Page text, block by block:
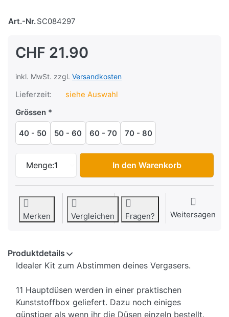
Art.-Nr.SC084297
CHF 21.90
inkl. MwSt. zzgl. Versandkosten
Lieferzeit:
siehe Auswahl
Grössen
40 - 50 50 - 60 60 - 70 70 - 80
Menge:1
Düsensets Bing 3.5mm (11 Düsen) zu
In den Warenkorb
Merken Vergleichen Fragen? Weitersagen
Produktdetails
Idealer Kit zum Abstimmen deines Vergasers.
11 Hauptdüsen werden in einer praktischen
Kunststoffbox geliefert. Dazu noch einiges
günstiger als wenn ihr die Düsen einzeln bestellt.